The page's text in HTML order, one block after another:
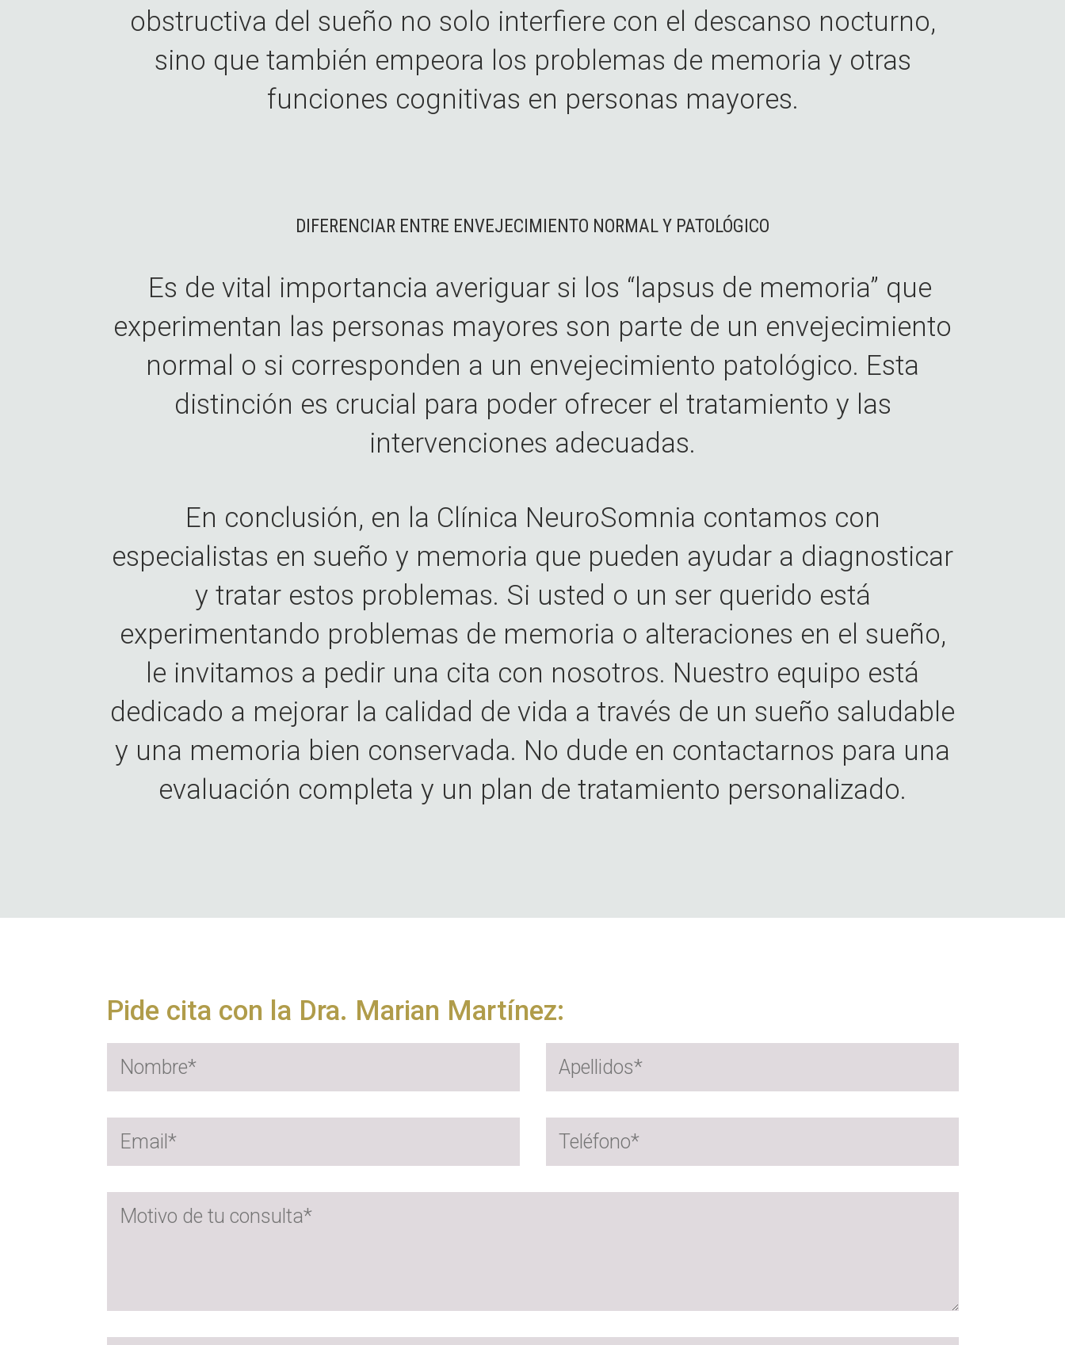
obstructiva del sueño no solo interfiere con el descanso nocturno,
sino que también empeora los problemas de memoria y otras
funciones cognitivas en personas mayores.
DIFERENCIAR ENTRE ENVEJECIMIENTO NORMAL Y PATOLÓGICO
Es de vital importancia averiguar si los “lapsus de memoria” que
experimentan las personas mayores son parte de un envejecimiento
normal o si corresponden a un envejecimiento patológico. Esta
distinción es crucial para poder ofrecer el tratamiento y las
intervenciones adecuadas.
En conclusión, en la Clínica NeuroSomnia contamos con
especialistas en sueño y memoria que pueden ayudar a diagnosticar
y tratar estos problemas. Si usted o un ser querido está
experimentando problemas de memoria o alteraciones en el sueño,
le invitamos a pedir una cita con nosotros. Nuestro equipo está
dedicado a mejorar la calidad de vida a través de un sueño saludable
y una memoria bien conservada. No dude en contactarnos para una
evaluación completa y un plan de tratamiento personalizado.
Pide cita con la Dra. Marian Martínez: